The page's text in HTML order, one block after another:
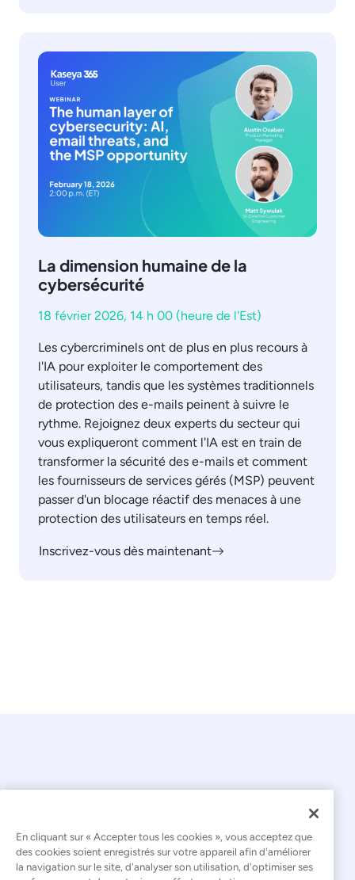
La dimension humaine de la
cybersécurité
18 février 2026, 14 h 00 (heure de l'Est)
Les cybercriminels ont de plus en plus recours à
l'IA pour exploiter le comportement des
utilisateurs, tandis que les systèmes traditionnels
de protection des e-mails peinent à suivre le
rythme. Rejoignez deux experts du secteur qui
vous expliqueront comment l'IA est en train de
transformer la sécurité des e-mails et comment
les fournisseurs de services gérés (MSP) peuvent
passer d'un blocage réactif des menaces à une
protection des utilisateurs en temps réel.
Inscrivez-vous dès maintenant
© 2026 Kaseya. Tous droits réservés.
Français
En cliquant sur « Accepter tous les cookies », vous acceptez que
des cookies soient enregistrés sur votre appareil afin d'améliorer
la navigation sur le site, d'analyser son utilisation, d'optimiser ses